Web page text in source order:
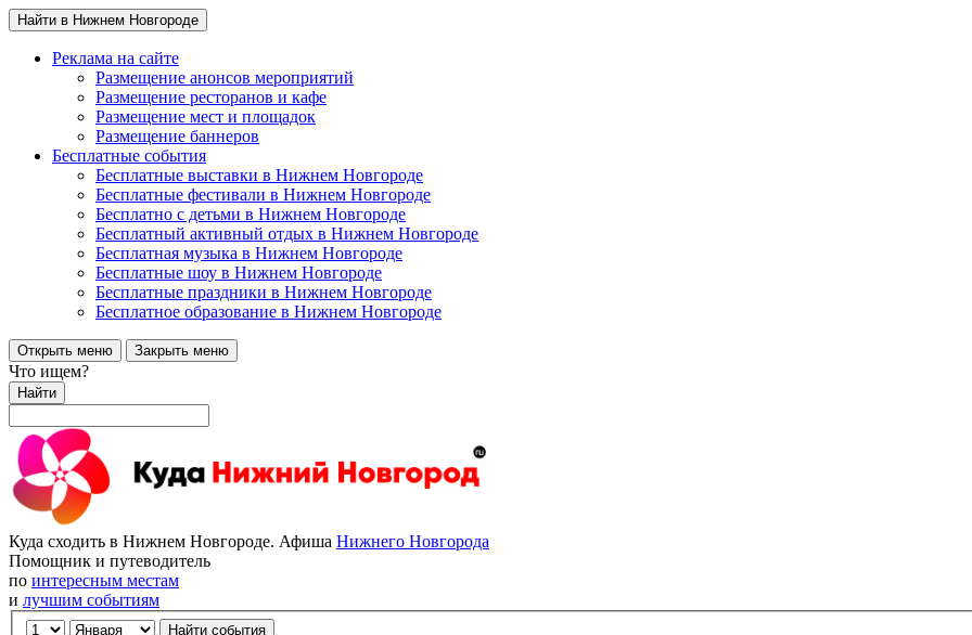
Найти в Нижнем Новгороде
Реклама на сайте
Размещение анонсов мероприятий
Размещение ресторанов и кафе
Размещение мест и площадок
Размещение баннеров
Бесплатные события
Бесплатные выставки в Нижнем Новгороде
Бесплатные фестивали в Нижнем Новгороде
Бесплатно с детьми в Нижнем Новгороде
Бесплатный активный отдых в Нижнем Новгороде
Бесплатная музыка в Нижнем Новгороде
Бесплатные шоу в Нижнем Новгороде
Бесплатные праздники в Нижнем Новгороде
Бесплатное образование в Нижнем Новгороде
Открыть меню Закрыть меню
Что ищем?
Найти
Куда сходить в Нижнем Новгороде. Афиша Нижнего Новгорода
Помощник и путеводитель
по интересным местам
и лучшим событиям